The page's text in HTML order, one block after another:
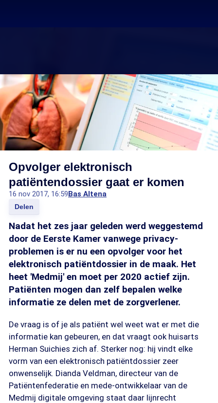
Opvolger elektronisch
patiëntendossier gaat er komen
16 nov 2017, 16:59Bas Altena
Delen
Nadat het zes jaar geleden werd weggestemd
door de Eerste Kamer vanwege privacy-
problemen is er nu een opvolger voor het
elektronisch patiëntdossier in de maak. Het
heet 'Medmij' en moet per 2020 actief zijn.
Patiënten mogen dan zelf bepalen welke
informatie ze delen met de zorgverlener.
De vraag is of je als patiënt wel weet wat er met die
informatie kan gebeuren, en dat vraagt ook huisarts
Herman Suichies zich af. Sterker nog: hij vindt elke
vorm van een elektronisch patiëntdossier zeer
onwenselijk. Dianda Veldman, directeur van de
Patiëntenfederatie en mede-ontwikkelaar van de
Medmij digitale omgeving staat daar lijnrecht